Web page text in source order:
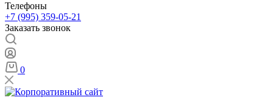
Телефоны
+7 (995) 359-05-21
Заказать звонок
0